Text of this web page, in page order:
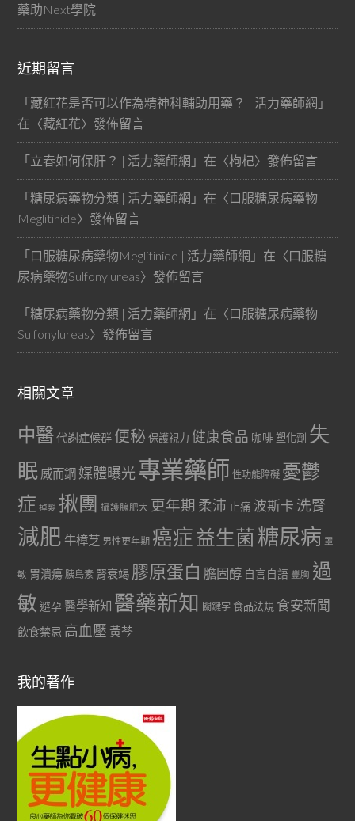
藥助Next學院
近期留言
「藏紅花是否可以作為精神科輔助用藥？ | 活力藥師網 」
在〈藏紅花〉發佈留言
「立春如何保肝？ | 活力藥師網 」在〈枸杞〉發佈留言
「糖尿病藥物分類 | 活力藥師網 」在〈口服糖尿病藥物
Meglitinide〉發佈留言
「口服糖尿病藥物Meglitinide | 活力藥師網 」在〈口服糖
尿病藥物Sulfonylureas〉發佈留言
「糖尿病藥物分類 | 活力藥師網 」在〈口服糖尿病藥物
Sulfonylureas〉發佈留言
相關文章
中醫代謝症候群 便秘 保護視力 健康食品 咖啡 塑化劑 失
眠 威而鋼 媒體曝光專業藥師 性功能障礙 憂鬱
症 掉髮 揪團 攝護腺肥大 更年期 柔沛 止痛 波斯卡 洗腎
減肥 牛樟芝 男性更年期 癌症益生菌 糖尿病 罩
敏 胃潰瘍 胰島素 腎衰竭 膠原蛋白 膽固醇 自言自語 豐胸 過
敏 避孕 醫學新知 醫藥新知 關鍵字 食品法規 食安新聞
飲食禁忌 高血壓 黃芩
我的著作